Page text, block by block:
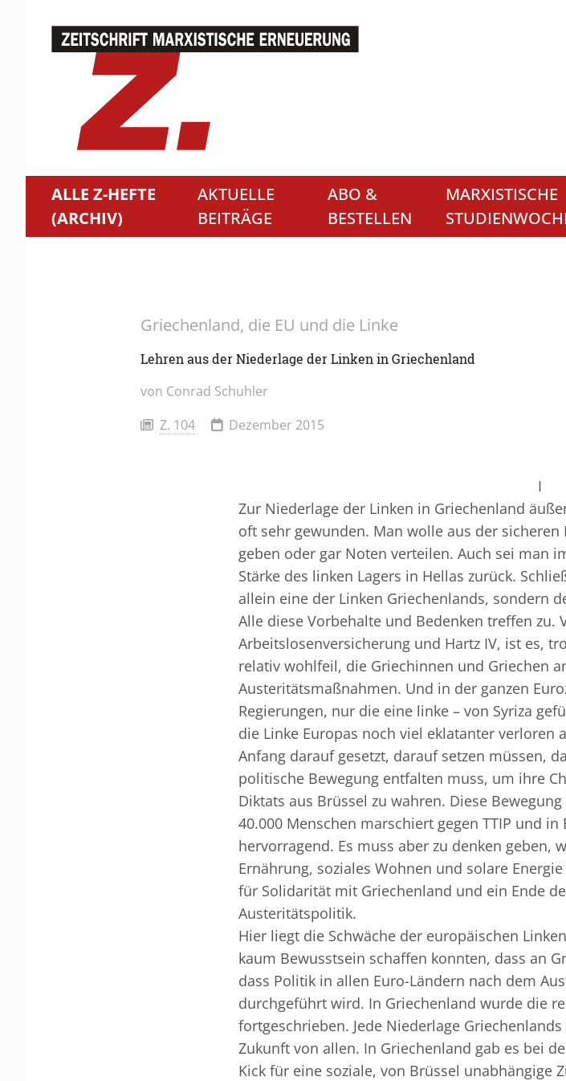
ALLE Z-HEFTE
(ARCHIV)
AKTUELLE
BEITRÄGE
ABO &
BESTELLEN
MARXISTISCHE
Griechenland, die EU und die Linke
Lehren aus der Niederlage der Linken in Griechenland
von Conrad Schuhler
Z. 104
Dezember 2015
I
Zur Niederlage der Linken in Griechenland
oft sehr gewunden. Man wolle aus der
geben oder gar Noten verteilen. Auch sei man
Stärke des linken Lagers in Hellas zurück.
allein eine der Linken Griechenlands, sondern
Alle diese Vorbehalte und Bedenken treffen zu.
Arbeitslosenversicherung und Hartz IV, ist es,
relativ wohlfeil, die Griechinnen und Griechen
Austeritätsmaßnahmen. Und in der ganzen
Regierungen, nur die eine linke – von Syriza
die Linke Europas noch viel eklatanter verloren
Anfang darauf gesetzt, darauf setzen müssen,
politische Bewegung entfalten muss, um ihre
Diktats aus Brüssel zu wahren. Diese
40.000 Menschen marschiert gegen TTIP und
hervorragend. Es muss aber zu denken geben,
Ernährung, soziales Wohnen und solare
für Solidarität mit Griechenland und ein Ende
Austeritätspolitik.
Hier liegt die Schwäche der europäischen
kaum Bewusstsein schaffen konnten, dass an
dass Politik in allen Euro-Ländern nach dem
durchgeführt wird. In Griechenland wurde die
fortgeschrieben. Jede Niederlage
Zukunft von allen. In Griechenland gab es bei
Kick für eine soziale, von Brüssel unabhängige